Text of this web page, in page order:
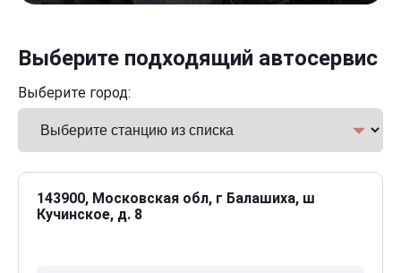
Выберите подходящий автосервис
Выберите город:
143900, Московская обл, г Балашиха, ш
Кучинское, д. 8